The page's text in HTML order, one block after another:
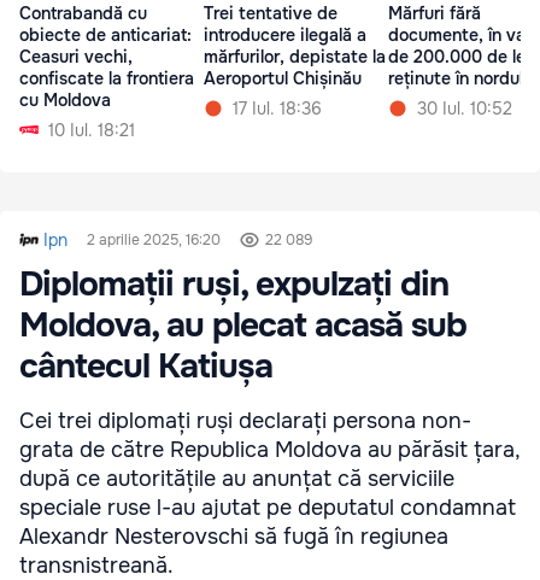
Contrabandă cu
obiecte de anticariat:
Ceasuri vechi,
confiscate la frontiera
cu Moldova
10 Iul. 18:21
Trei tentative de
introducere ilegală a
mărfurilor, depistate la
Aeroportul Chișinău
17 Iul. 18:36
Mărfuri fără
documente, în
de 200.000 de lei,
reținute în nordul
30 Iul. 10:52
Ipn 2 aprilie 2025, 16:20 22 089
Diplomații ruși, expulzați din
Moldova, au plecat acasă sub
cântecul Katiușa
Cei trei diplomați ruși declarați persona non-
grata de către Republica Moldova au părăsit țara,
după ce autoritățile au anunțat că serviciile
speciale ruse l-au ajutat pe deputatul condamnat
Alexandr Nesterovschi să fugă în regiunea
transnistreană.